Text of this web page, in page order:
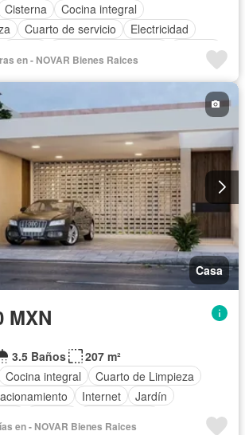
Cisterna
Cocina integral
Cuarto de servicio
Electricidad
Terraza
en - NOVAR Bienes Raices
Casa
MXN
3.5 Baños
207 m²
Cocina integral
Cuarto de Limpieza
Internet
Jardín
en - NOVAR Bienes Raices